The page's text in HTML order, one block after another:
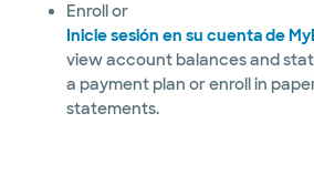
Enroll or
Inicie sesión en su cuenta de
view account balances and
a payment plan or enroll in
statements.